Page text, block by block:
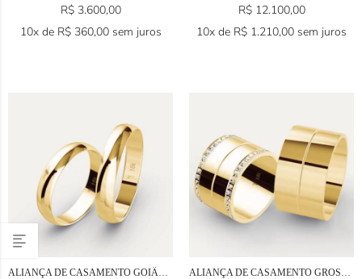
R$3.600,00
10x de R$360,00 sem juros
R$12.100,00
10x de R$ 1.210,00 sem juros
ALIANÇA DE CASAMENTO GOIÂNIA EM OURO 18K ALIANÇA DE CASAMENTO GROSSA EM OURO 18K